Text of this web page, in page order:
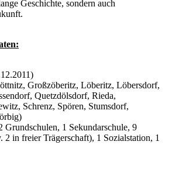
Geschichte, sondern auch
Großzöberitz, Löberitz, Löbersdorf,
Quetzdölsdorf, Rieda,
Schrenz, Spören, Stumsdorf,
Grundschulen, 1 Sekundarschule, 9
2 in freier Trägerschaft), 1 Sozialstation, 1